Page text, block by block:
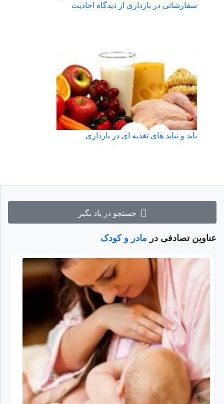
جستجو در یاد بگیر
عناوین تصادفی در مادر و کودک
سفارشاتی در بارداری از دیدگاه احادیث
باید و نباید های تغذیه ای در بارداری